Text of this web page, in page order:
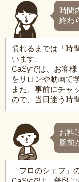
時間
終わ
慣れるまでは「時
います。
CaSyでは、お客
をサロンや動画で
また、事前にチャ
ので、当日迷う時
お料
腕前
「プロのシェフ」